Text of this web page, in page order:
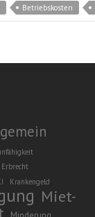
Betriebskosten
Erbrecht
Krankengeld
Miet-